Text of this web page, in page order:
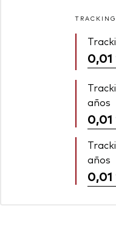
0,01
años
0,01
años
0,01